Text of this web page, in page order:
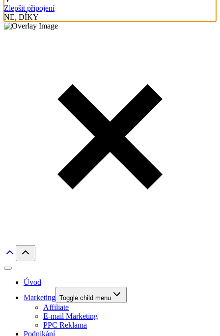
Zlepšit připojení
NE, DÍKY
Úvod
Marketing Toggle child menu
Affiliate
E-mail Marketing
PPC Reklama
Podnikání